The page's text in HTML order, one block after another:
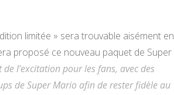
limitée » sera trouvable aisément en
proposé ce nouveau paquet de Super
l’excitation pour les fans, avec des
de Super Mario afin de rester fidèle au